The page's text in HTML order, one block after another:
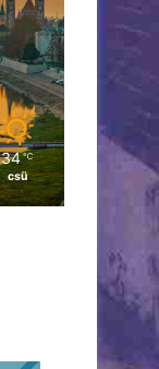
34 ℃
csü